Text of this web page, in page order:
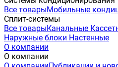
Все товарыМобильные
Сплит-системы
Все товарыКанальные
Наружные блоки Настенные
О компании
О компании